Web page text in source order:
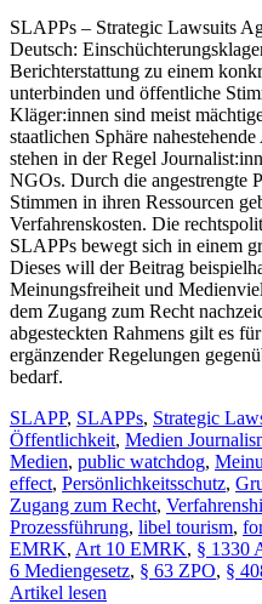
SLAPPs – Strategic Lawsuits
Deutsch:
Berichterstattung zu einem
unterbinden und öffentliche
Kläger:innen sind meist
staatlichen Sphäre
stehen in der Regel
NGOs. Durch die angestrengte
Stimmen in ihren Ressourcen
Verfahrenskosten. Die
SLAPPs bewegt sich in einem
Dieses will der Beitrag
Meinungsfreiheit und
dem Zugang zum Recht
abgesteckten Rahmens gilt es
ergänzender Regelungen
bedarf.
SLAPP, SLAPPs, Strategic
Öffentlichkeit, Medien
Medien, public watchdog,
effect, Persönlichkeitsschutz,
Zugang zum Recht,
Prozessführung, libel tourism,
EMRK, Art 10 EMRK, § 1330
6 Mediengesetz, § 63 ZPO, §
Artikel lesen